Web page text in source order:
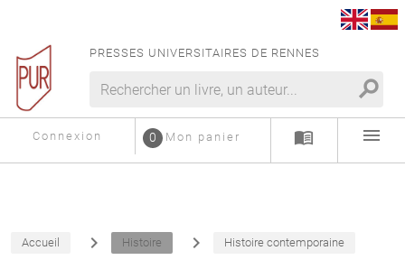
PRESSES UNIVERSITAIRES DE RENNES
search
Connexion Mon panier
0 menu_book menu
Accueil navigate_next Histoire navigate_next Histoire contemporaine